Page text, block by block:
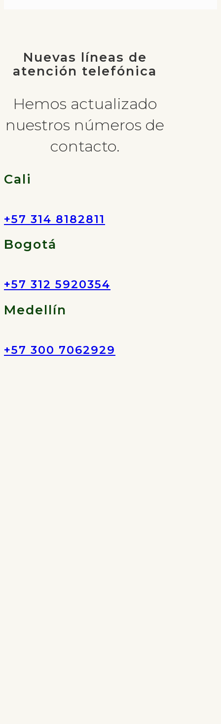
Nuevas líneas de
atención telefónica
Hemos actualizado
nuestros números de
contacto.
Cali
+57 314 8182811
Bogotá
+57 312 5920354
Medellín
+57 300 7062929